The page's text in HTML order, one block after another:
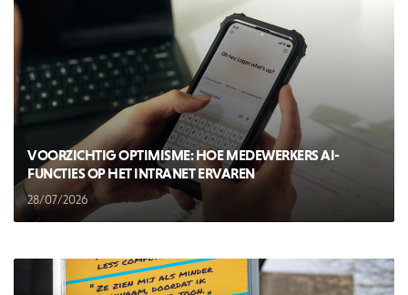
VOORZICHTIG OPTIMISME: HOE MEDEWERKERS AI-
FUNCTIES OP HET INTRANET ERVAREN
28/07/2026